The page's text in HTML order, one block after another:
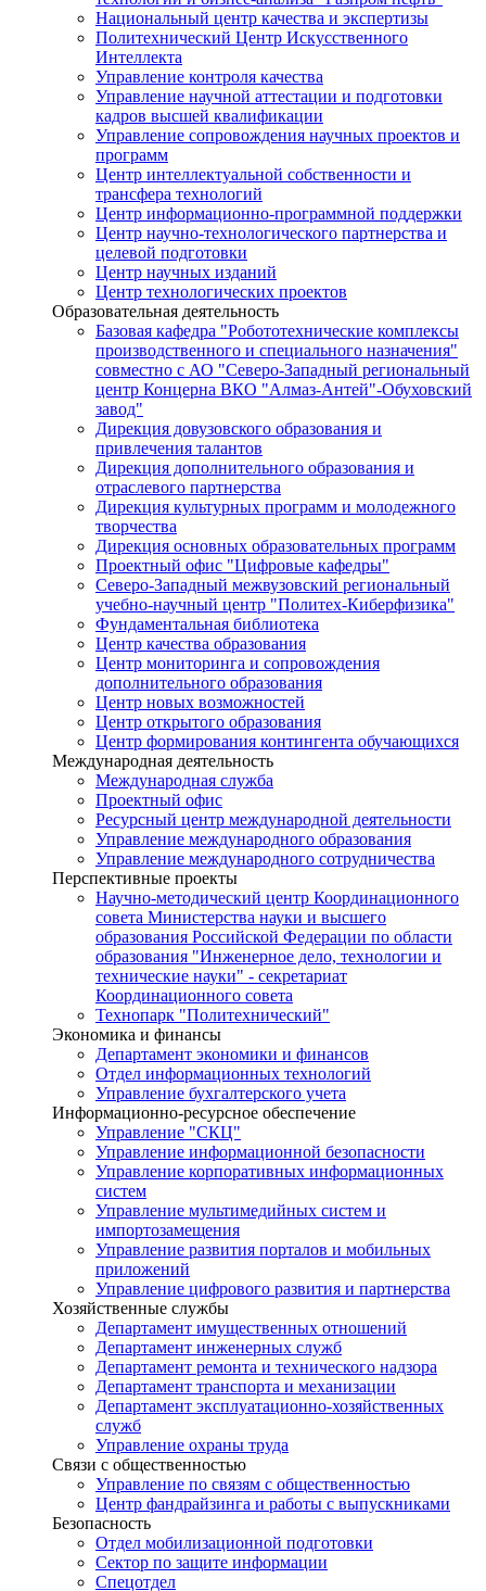
Национальный центр качества и экспертизы
Политехнический Центр Искусственного
Интеллекта
Управление контроля качества
Управление научной аттестации и подготовки
кадров высшей квалификации
Управление сопровождения научных проектов и
программ
Центр интеллектуальной собственности и
трансфера технологий
Центр информационно-программной поддержки
Центр научно-технологического партнерства и
целевой подготовки
Центр научных изданий
Центр технологических проектов
Образовательная деятельность
Базовая кафедра "Робототехнические комплексы
производственного и специального назначения"
совместно с АО "Северо-Западный региональный
центр Концерна ВКО "Алмаз-Антей"-Обуховский
завод"
Дирекция довузовского образования и
привлечения талантов
Дирекция дополнительного образования и
отраслевого партнерства
Дирекция культурных программ и молодежного
творчества
Дирекция основных образовательных программ
Проектный офис "Цифровые кафедры"
Северо-Западный межвузовский региональный
учебно-научный центр "Политех-Киберфизика"
Фундаментальная библиотека
Центр качества образования
Центр мониторинга и сопровождения
дополнительного образования
Центр новых возможностей
Центр открытого образования
Центр формирования контингента обучающихся
Международная деятельность
Международная служба
Проектный офис
Ресурсный центр международной деятельности
Управление международного образования
Управление международного сотрудничества
Перспективные проекты
Научно-методический центр Координационного
совета Министерства науки и высшего
образования Российской Федерации по области
образования "Инженерное дело, технологии и
технические науки" - секретариат
Координационного совета
Технопарк "Политехнический"
Экономика и финансы
Департамент экономики и финансов
Отдел информационных технологий
Управление бухгалтерского учета
Информационно-ресурсное обеспечение
Управление "СКЦ"
Управление информационной безопасности
Управление корпоративных информационных
систем
Управление мультимедийных систем и
импортозамещения
Управление развития порталов и мобильных
приложений
Управление цифрового развития и партнерства
Хозяйственные службы
Департамент имущественных отношений
Департамент инженерных служб
Департамент ремонта и технического надзора
Департамент транспорта и механизации
Департамент эксплуатационно-хозяйственных
служб
Управление охраны труда
Связи с общественностью
Управление по связям с общественностью
Центр фандрайзинга и работы с выпускниками
Безопасность
Отдел мобилизационной подготовки
Сектор по защите информации
Спецотдел